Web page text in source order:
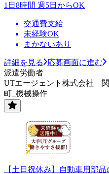
1日8時間 週5日からOK
交通費支給
未経験OK
まかないあり
詳細を見る
応募画面に進む
派遣労働者
UTエージェント株式会社
町_機械操作
【土日祝休み】自動車用部